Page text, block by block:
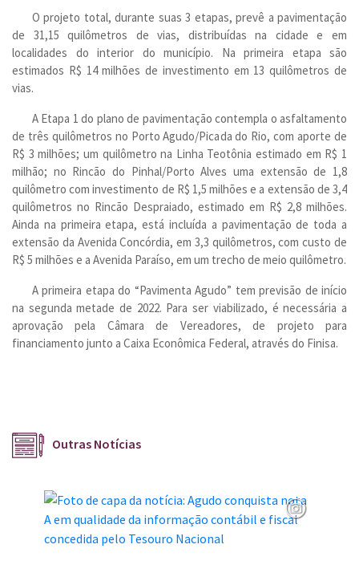
O projeto total, durante suas 3 etapas, prevê a pavimentação
de 31,15 quilômetros de vias, distribuídas na cidade e em
localidades do interior do município. Na primeira etapa são
estimados R$ 14 milhões de investimento em 13 quilômetros de
vias.
A Etapa 1 do plano de pavimentação contempla o asfaltamento
de três quilômetros no Porto Agudo/Picada do Rio, com aporte de
R$ 3 milhões; um quilômetro na Linha Teotônia estimado em R$ 1
milhão; no Rincão do Pinhal/Porto Alves uma extensão de 1,8
quilômetro com investimento de R$ 1,5 milhões e a extensão de 3,4
quilômetros no Rincão Despraiado, estimado em R$ 2,8 milhões.
Ainda na primeira etapa, está incluída a pavimentação de toda a
extensão da Avenida Concórdia, em 3,3 quilômetros, com custo de
R$ 5 milhões e a Avenida Paraíso, em um trecho de meio quilômetro.
A primeira etapa do “Pavimenta Agudo” tem previsão de início
na segunda metade de 2022. Para ser viabilizado, é necessária a
aprovação pela Câmara de Vereadores, de projeto para
financiamento junto a Caixa Econômica Federal, através do Finisa.
Outras Notícias